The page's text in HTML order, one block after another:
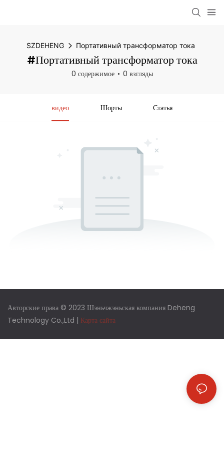
SZDEHENG Портативный трансформатор тока
#Портативный трансформатор тока
0 содержимое 0 взгляды
видео Шорты Статья
Авторские права © 2023 Шэньчжэньская компания Deheng
Technology Co.,Ltd | Карта сайта